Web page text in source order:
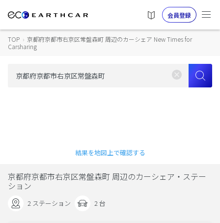
会員登録
TOP › 京都府京都市右京区常盤森町 周辺のカーシェア New Times for
Carsharing
結果を地図上で確認する
京都府京都市右京区常盤森町 周辺のカーシェア・ステー
ション
2 ステーション 2 台